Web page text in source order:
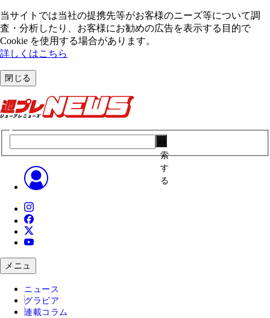
当サイトでは当社の提携先等がお客様のニーズ等について調
査・分析したり、お客様にお勧めの広告を表⽰する⽬的で
Cookie を使⽤する場合があります。
詳しくはこちら
閉じる
索
す
る
メニュ
ニュース
グラビア
連載コラム